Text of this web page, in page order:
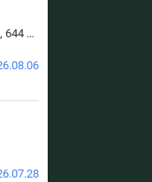
149 új BG lap került be az adatbázisba, 644 db meglévő BG lap módosult, bekerültek az új képek a megváltozott lapokhoz is.